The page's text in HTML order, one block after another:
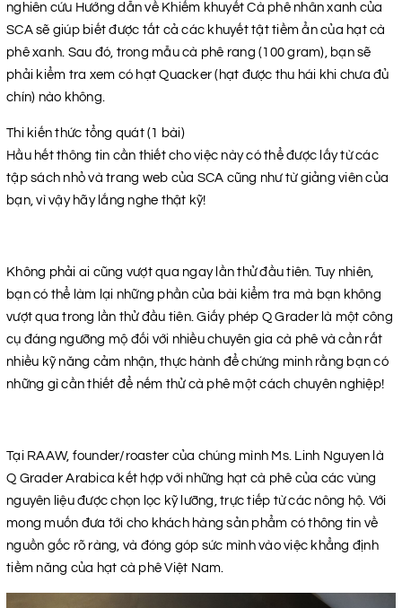
nghiên cứu Hướng dẫn về Khiếm khuyết Cà phê nhân xanh của
SCA sẽ giúp biết được tất cả các khuyết tật tiềm ẩn của hạt cà
phê xanh. Sau đó, trong mẫu cà phê rang (100 gram), bạn sẽ
phải kiểm tra xem có hạt Quacker (hạt được thu hái khi chưa đủ
chín) nào không.
Thi kiến thức tổng quát (1 bài)
Hầu hết thông tin cần thiết cho việc này có thể được lấy từ các
tập sách nhỏ và trang web của SCA cũng như từ giảng viên của
bạn, vì vậy hãy lắng nghe thật kỹ!
Không phải ai cũng vượt qua ngay lần thử đầu tiên. Tuy nhiên,
bạn có thể làm lại những phần của bài kiểm tra mà bạn không
vượt qua trong lần thử đầu tiên. Giấy phép Q Grader là một công
cụ đáng ngưỡng mộ đối với nhiều chuyên gia cà phê và cần rất
nhiều kỹ năng cảm nhận, thực hành để chứng minh rằng bạn có
những gì cần thiết để nếm thử cà phê một cách chuyên nghiệp!
Tại RAAW, founder/roaster của chúng mình Ms. Linh Nguyen là
Q Grader Arabica kết hợp với những hạt cà phê của các vùng
nguyên liệu được chọn lọc kỹ lưỡng, trực tiếp từ các nông hộ. Với
mong muốn đưa tới cho khách hàng sản phẩm có thông tin về
nguồn gốc rõ ràng, và đóng góp sức mình vào việc khẳng định
tiềm năng của hạt cà phê Việt Nam.